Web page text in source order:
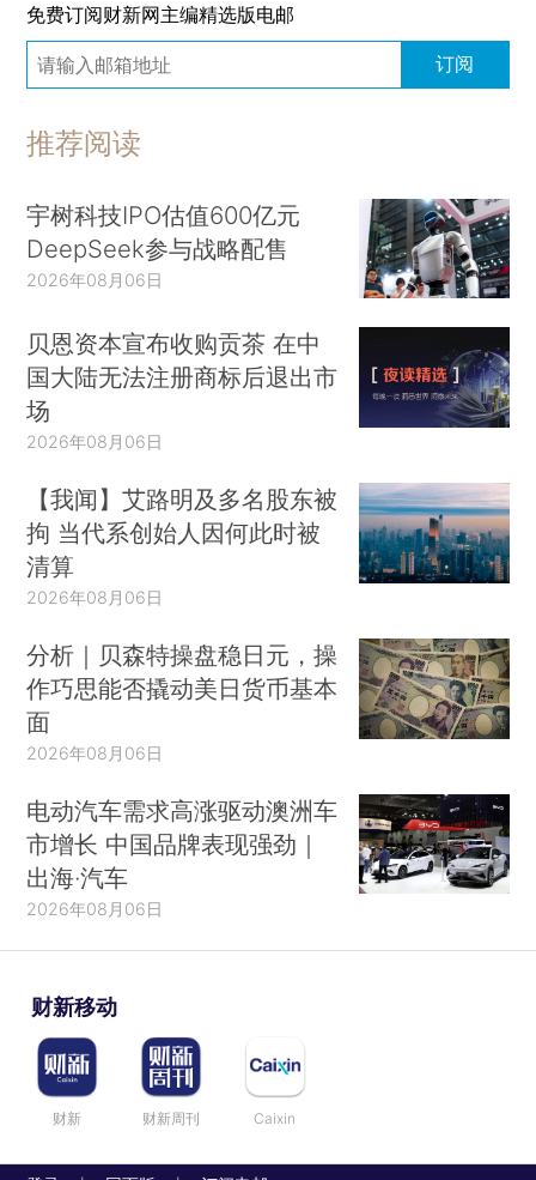
免费订阅财新网主编精选版电邮
订阅
推荐阅读
宇树科技IPO估值600亿元
DeepSeek参与战略配售
2026年08月06日
贝恩资本宣布收购贡茶 在中
国大陆无法注册商标后退出市
场
2026年08月06日
【我闻】艾路明及多名股东被
拘 当代系创始人因何此时被
清算
2026年08月06日
分析｜贝森特操盘稳日元，操
作巧思能否撬动美日货币基本
面
2026年08月06日
电动汽车需求高涨驱动澳洲车
市增长 中国品牌表现强劲｜
出海·汽车
2026年08月06日
财新移动
财新 财新周刊 Caixin